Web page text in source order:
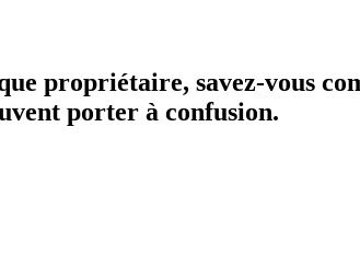
propriétaire, savez-vous
porter à confusion.